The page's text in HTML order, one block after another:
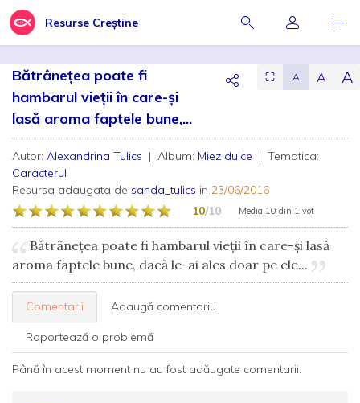
Resurse Creștine
Bătrânețea poate fi
hambarul vieții în care-și
lasă aroma faptele bune,...
⛶ A A A
Autor: Alexandrina Tulics | Album: Miez dulce | Tematica:
Caracterul
Resursa adaugata de sanda_tulics in 23/06/2016
10/10 Media 10 din 1 vot
Bătrânețea poate fi hambarul vieții în care-și lasă
aroma faptele bune, dacă le-ai ales doar pe ele...
Comentarii Adaugă comentariu
Raportează o problemă
Până în acest moment nu au fost adăugate comentarii.